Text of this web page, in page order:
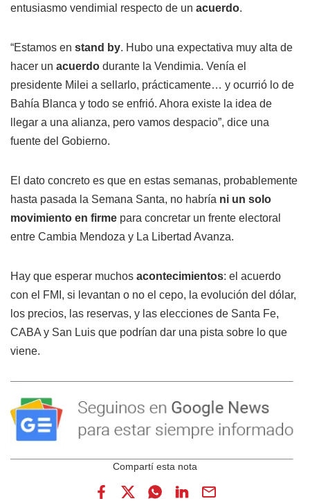
entusiasmo vendimial respecto de un acuerdo.
“Estamos en stand by. Hubo una expectativa muy alta de
hacer un acuerdo durante la Vendimia. Venía el
presidente Milei a sellarlo, prácticamente… y ocurrió lo de
Bahía Blanca y todo se enfrió. Ahora existe la idea de
llegar a una alianza, pero vamos despacio”, dice una
fuente del Gobierno.
El dato concreto es que en estas semanas, probablemente
hasta pasada la Semana Santa, no habría ni un solo
movimiento en firme para concretar un frente electoral
entre Cambia Mendoza y La Libertad Avanza.
Hay que esperar muchos acontecimientos: el acuerdo
con el FMI, si levantan o no el cepo, la evolución del dólar,
los precios, las reservas, y las elecciones de Santa Fe,
CABA y San Luis que podrían dar una pista sobre lo que
viene.